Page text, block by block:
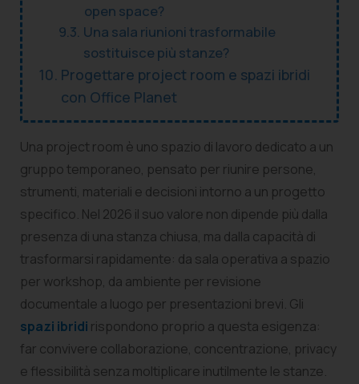
open space?
Una sala riunioni trasformabile
sostituisce più stanze?
Progettare project room e spazi ibridi
con Office Planet
Una project room è uno spazio di lavoro dedicato a un
gruppo temporaneo, pensato per riunire persone,
strumenti, materiali e decisioni intorno a un progetto
specifico. Nel 2026 il suo valore non dipende più dalla
presenza di una stanza chiusa, ma dalla capacità di
trasformarsi rapidamente: da sala operativa a spazio
per workshop, da ambiente per revisione
documentale a luogo per presentazioni brevi. Gli
spazi ibridi rispondono proprio a questa esigenza:
far convivere collaborazione, concentrazione, privacy
e flessibilità senza moltiplicare inutilmente le stanze.